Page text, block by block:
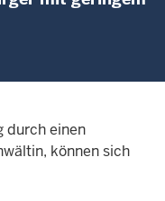
durch einen
können sich